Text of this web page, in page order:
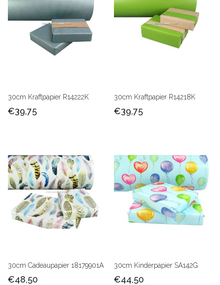
30cm Kraftpapier R14222K
€39,75
30cm Kraftpapier R14218K
€39,75
30cm Cadeaupapier 18179901A
€48,50
30cm Kinderpapier SA142G
€44,50